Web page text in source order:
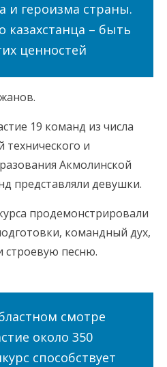
и героизма страны.
казахстанца – быть
ценностей
19 команд из числа
технического и
Акмолинской
представляли девушки.
продемонстрировали
командный дух,
строевую песню.
смотре
около 350
способствует